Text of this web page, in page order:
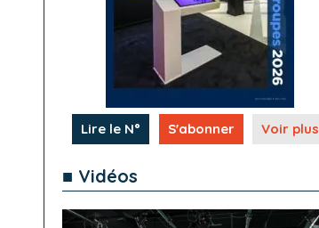
Lire le N° S'abonner Voir plus
■ Vidéos